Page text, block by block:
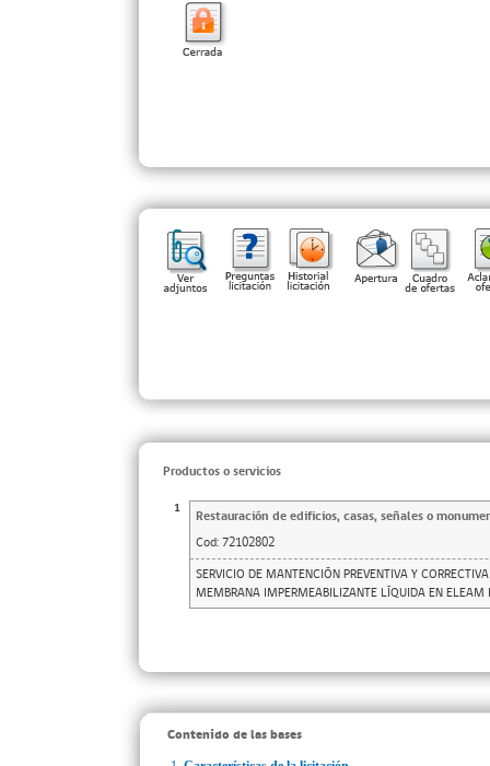
Productos o servicios
1
Restauración de edificios, casas, señales o
Cod: 72102802
SERVICIO DE MANTENCIÓN PREVENTIVA Y
MEMBRANA IMPERMEABILIZANTE LÍQUIDA EN ELEAM
Contenido de las bases